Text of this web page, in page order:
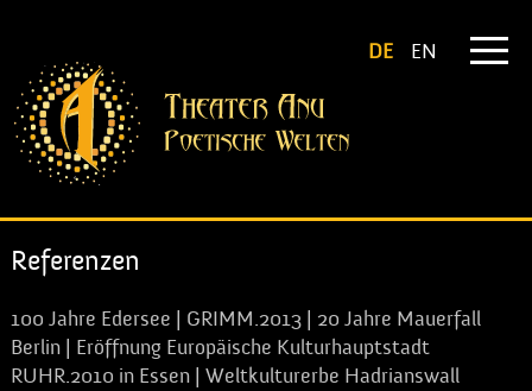
DE EN
Referenzen
100 Jahre Edersee | GRIMM.2013 | 20 Jahre Mauerfall
Berlin | Eröffnung Europäische Kulturhauptstadt
RUHR.2010 in Essen | Weltkulturerbe Hadrianswall